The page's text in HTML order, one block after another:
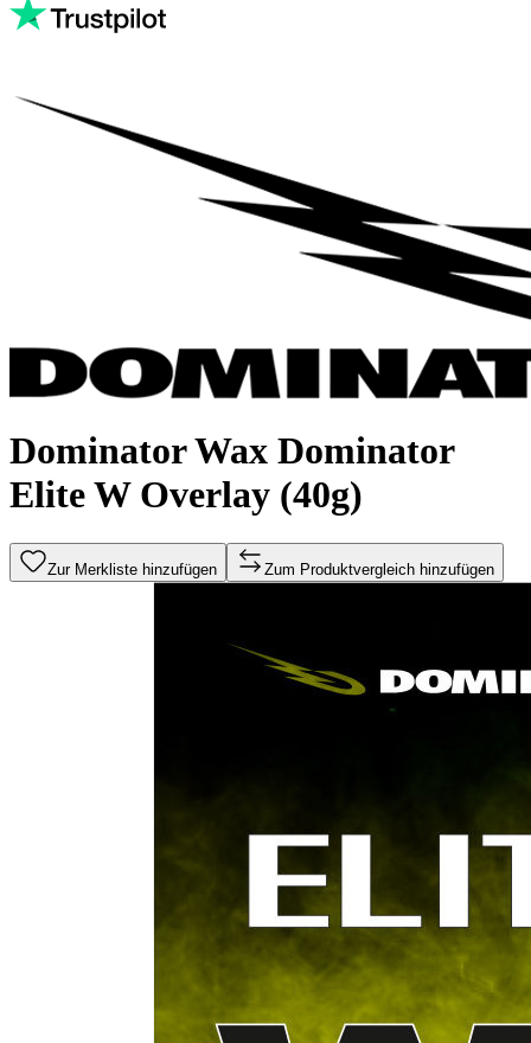
Dominator Wax Dominator
Elite W Overlay (40g)
Zur Merkliste hinzufügen Zum Produktvergleich hinzufügen